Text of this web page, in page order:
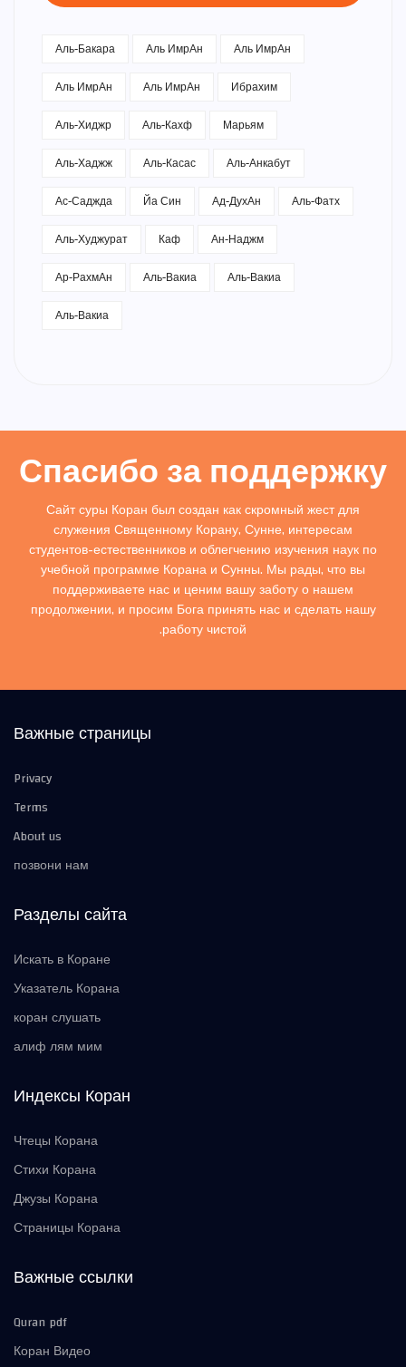
Аль-Бакара Аль ИмрАн
Аль ИмрАн
Аль ИмрАн
Аль ИмрАн
Ибрахим
Аль-Хиджр
Аль-Кахф
Марьям
Аль-Хаджж
Аль-Касас
Аль-Анкабут
Ас-Саджда
Йа Син Ад-ДухАн
Аль-Фатх
Аль-Худжурат
Каф
Ан-Наджм
Ар-РахмАн
Аль-Вакиа
Аль-Вакиа
Аль-Вакиа
Спасибо за поддержку
Сайт суры Коран был создан как скромный жест для
служения Священному Корану, Сунне, интересам
студентов-естественников и облегчению изучения наук по
учебной программе Корана и Сунны. Мы рады, что вы
поддерживаете нас и ценим вашу заботу о нашем
продолжении, и просим Бога принять нас и сделать нашу
работу чистой.
Важные страницы
Privacy
Terms
About us
позвони нам
Разделы сайта
Искать в Коране
Указатель Корана
коран слушать
алиф лям мим
Индексы Коран
Чтецы Корана
Стихи Корана
Джузы Корана
Страницы Корана
Важные ссылки
Quran pdf
Коран Видео